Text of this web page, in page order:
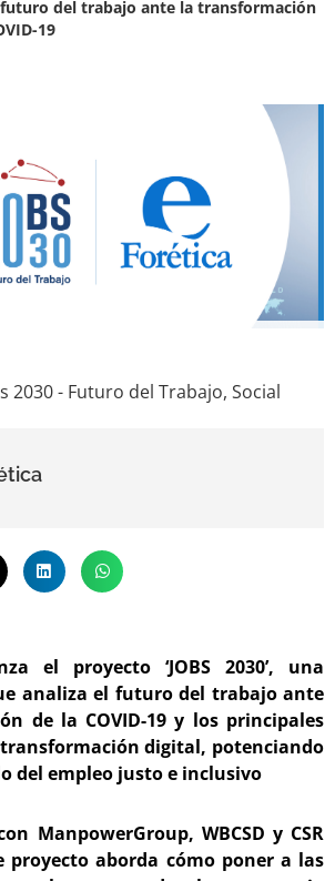
del trabajo ante la transformación
19
2030 - Futuro del Trabajo, Social
el proyecto ‘JOBS 2030’, una
analiza el futuro del trabajo ante
de la COVID-19 y los principales
digital, potenciando
del empleo justo e inclusivo
ManpowerGroup, WBCSD y CSR
proyecto aborda cómo poner a las